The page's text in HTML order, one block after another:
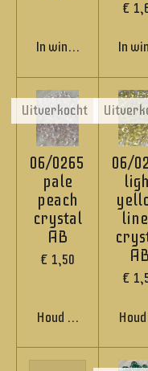
In winkelwagen
€
In
Uitverkocht
06/0265
pale
peach
crystal
AB
€ 1,50
Houd mij op de
06/
AB
€